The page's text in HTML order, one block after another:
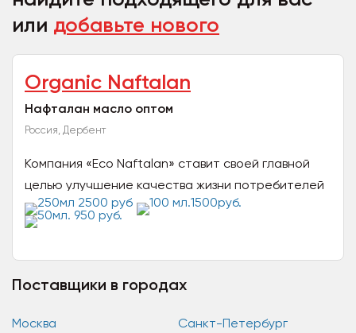
или добавьте нового
Organic Naftalan
Нафталан масло оптом
Россия, Дербент
Компания «Eco Naftalan» ставит своей главной
целью улучшение качества жизни потребителей
нафталановой продукции, эффективно и
комплексно действуя на...
Поставщики в городах
Москва
Санкт-Петербург